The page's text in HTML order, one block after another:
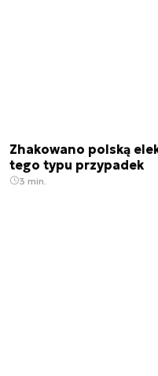
Zhakowano polską
tego typu przypadek
3 min.